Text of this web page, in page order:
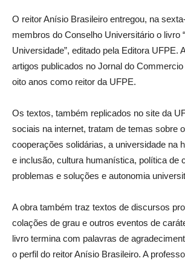
O reitor Anísio Brasileiro entregou, na
membros do Conselho Universitário o livro
Universidade”, editado pela Editora UFPE.
artigos publicados no Jornal do
oito anos como reitor da UFPE.
Os textos, também replicados no site da
sociais na internet, tratam de temas sobre
cooperações solidárias, a universidade na
e inclusão, cultura humanística, política de
problemas e soluções e autonomia
A obra também traz textos de discursos
colações de grau e outros eventos de
livro termina com palavras de
o perfil do reitor Anísio Brasileiro. A